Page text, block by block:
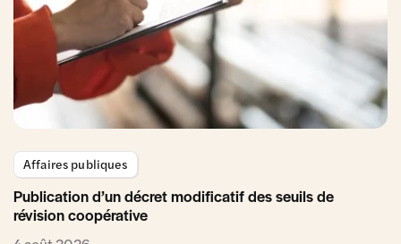
Affaires publiques
Publication d’un décret modificatif des seuils de
révision coopérative